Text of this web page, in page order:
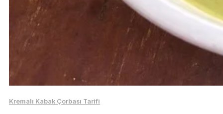
Kremalı Kabak Çorbası Tarifi